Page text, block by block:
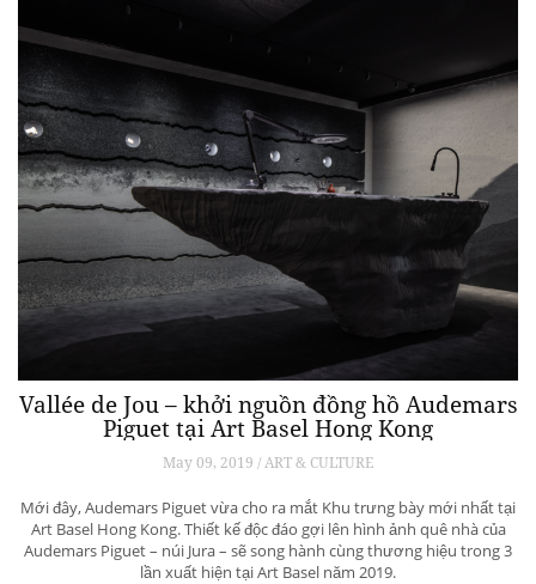
Vallée de Jou – khởi nguồn đồng hồ Audemars
Piguet tại Art Basel Hong Kong
May 09, 2019 / ART & CULTURE
Mới đây, Audemars Piguet vừa cho ra mắt Khu trưng bày mới nhất tại
Art Basel Hong Kong. Thiết kế độc đáo gợi lên hình ảnh quê nhà của
Audemars Piguet – núi Jura – sẽ song hành cùng thương hiệu trong 3
lần xuất hiện tại Art Basel năm 2019.